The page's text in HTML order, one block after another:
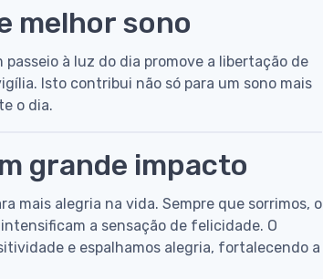
melhor sono
à luz do dia promove a libertação de
Isto contribui não só para um sono mais
o dia.
grande impacto
mais alegria na vida. Sempre que sorrimos, o
a sensação de felicidade. O
e espalhamos alegria, fortalecendo a